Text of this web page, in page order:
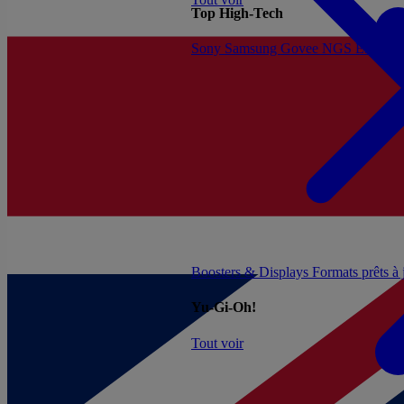
Boosters & Displays Formats prêts
Yu-Gi-Oh!
Tout voir
Top High-Tech
Sony Samsung Govee NGS Energy